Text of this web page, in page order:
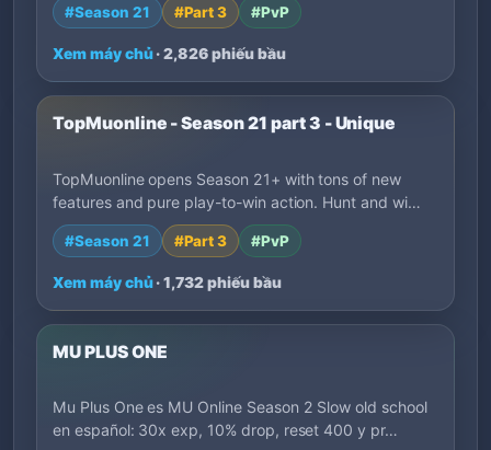
#Season 21 #Part 3 #PvP
Xem máy chủ· 2,826 phiếu bầu
TopMuonline - Season 21 part 3 - Unique
TopMuonline opens Season 21+ with tons of new
features and pure play-to-win action. Hunt and wi…
#Season 21 #Part 3 #PvP
Xem máy chủ· 1,732 phiếu bầu
MU PLUS ONE
Mu Plus One es MU Online Season 2 Slow old school
en español: 30x exp, 10% drop, reset 400 y pr…